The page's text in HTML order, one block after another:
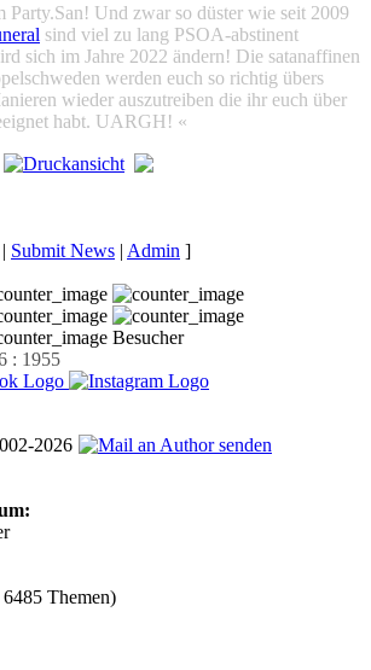
Party.San! Und zwar so düster wie seit 2009
sind viel zu lang PSOA-abstinent
sich im Jahre 2022 ändern! Die satanaffinen
werden euch so richtig übers
wieder auszutreiben die ihr euch über
habt. UARGH! «
Submit News | Admin ]
Besucher
: 1955
2026
Themen)